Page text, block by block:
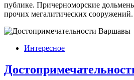
публике. Причерноморские
прочих мегалитических
Интересное